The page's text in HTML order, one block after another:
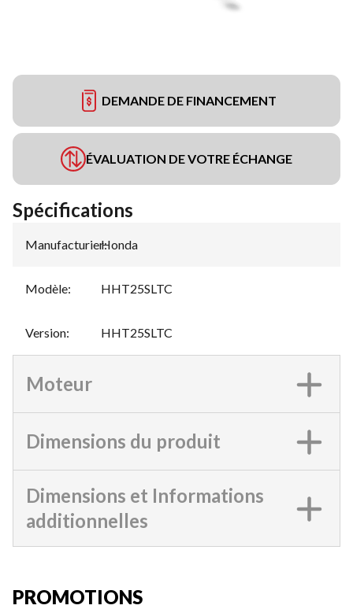
DEMANDE DE FINANCEMENT
ÉVALUATION DE VOTRE ÉCHANGE
Spécifications
Manufacturier:
Honda
Modèle: HHT25SLTC
Version: HHT25SLTC
Moteur
Dimensions du produit
Dimensions et Informations
additionnelles
PROMOTIONS